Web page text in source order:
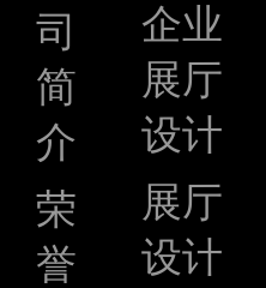
司
简
介
荣
誉
企业
展厅
设计
展厅
设计